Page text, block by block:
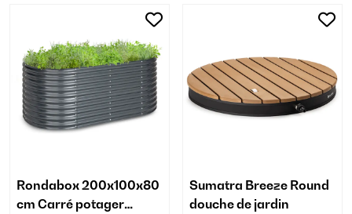
Rondabox 200x100x80
cm Carré potager
Sumatra Breeze Round
douche de jardin